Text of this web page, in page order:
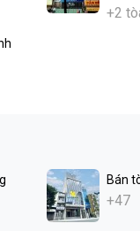
+2
Bán
+47